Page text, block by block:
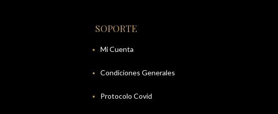
SOPORTE
Mi Cuenta
Condiciones Generales
Protocolo Covid